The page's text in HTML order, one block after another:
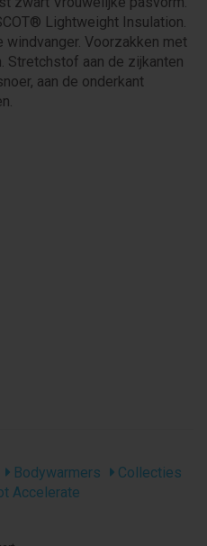
Lightweight Insulation.
Voorzakken met
Stretchstof aan de zijkanten
aan de onderkant
Bodywarmers
Collecties
Accelerate